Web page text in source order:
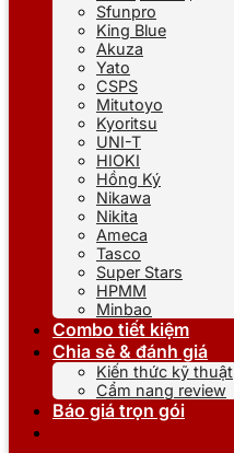
Sfunpro
King Blue
Akuza
Yato
CSPS
Mitutoyo
Kyoritsu
UNI-T
HIOKI
Hồng Ký
Nikawa
Nikita
Ameca
Tasco
Super Stars
HPMM
Minbao
Combo tiết kiệm
Chia sẻ & đánh giá
Kiến thức kỹ thuật
Cẩm nang review
Báo giá trọn gói